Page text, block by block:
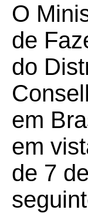
O
de
do
em
em
de 7